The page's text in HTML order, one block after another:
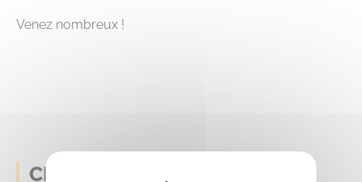
Venez nombreux !
CELA POURRAIT AUSSI VOUS